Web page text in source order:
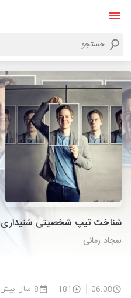
شناخت تیپ شخصیتی شنیداری
سجاد زمانی
06:08
181 8 سال پیش